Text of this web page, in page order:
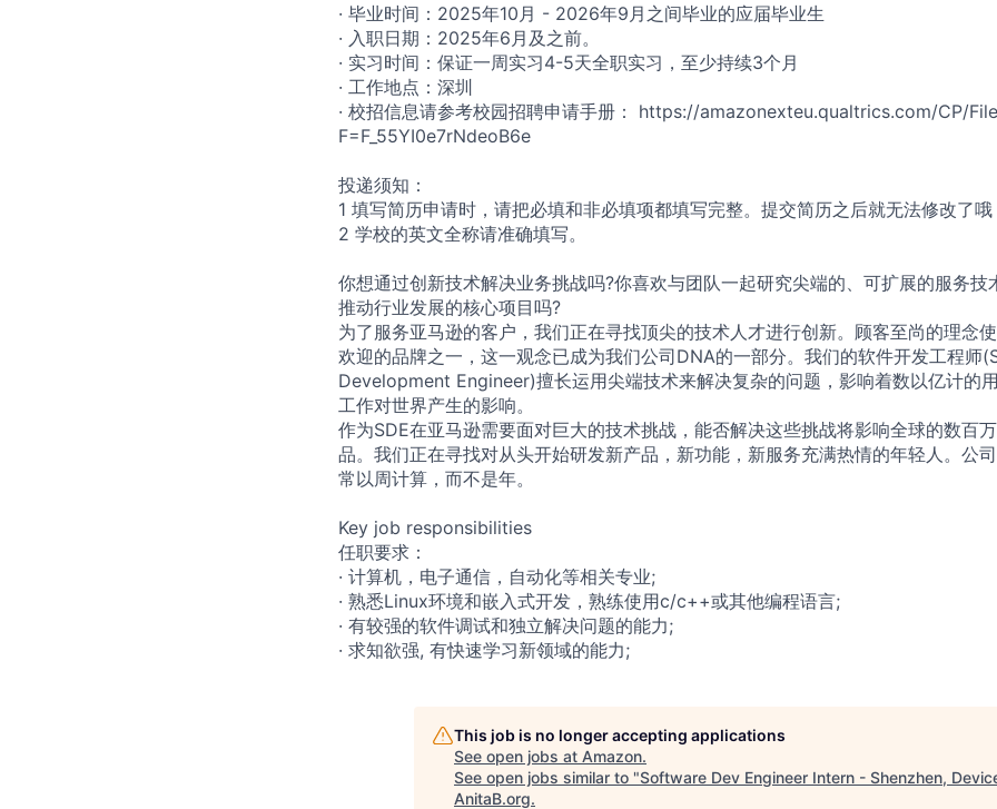
· 毕业时间：2025年10月 - 2026年9月之间毕业的应届毕业生
· 入职日期：2025年6月及之前。
· 实习时间：保证一周实习4-5天全职实习，至少持续3个月
· 工作地点：深圳
· 校招信息请参考校园招聘申请手册： https://amazonexteu.qualtrics.com/CP/
F=F_55YI0e7rNdeoB6e
投递须知：
1 填写简历申请时，请把必填和非必填项都填写完整。提交简历之后就无法修改了哦
2 学校的英文全称请准确填写。
你想通过创新技术解决业务挑战吗?你喜欢与团队一起研究尖端的、可扩展的服务技
推动行业发展的核心项目吗?
为了服务亚⻢逊的客户，我们正在寻找顶尖的技术人才进行创新。顾客至尚的理念
欢迎的品牌之一，这一观念已成为我们公司DNA的一部分。我们的软件开发工程师
Development Engineer)擅⻓运用尖端技术来解决复杂的问题，影响着数以亿计的
工作对世界产生的影响。
作为SDE在亚⻢逊需要面对巨大的技术挑战，能否解决这些挑战将影响全球的数百
品。我们正在寻找对从头开始研发新产品，新功能，新服务充满热情的年轻人。公
常以周计算，而不是年。
Key job responsibilities
任职要求：
· 计算机，电子通信，自动化等相关专业;
· 熟悉Linux环境和嵌入式开发，熟练使用c/c++或其他编程语言;
· 有较强的软件调试和独立解决问题的能力;
· 求知欲强, 有快速学习新领域的能力;
This job is no longer accepting applications
See open jobs at Amazon.
See open jobs similar to "Software Dev Engineer Intern - Shenzhen,
AnitaB.org.